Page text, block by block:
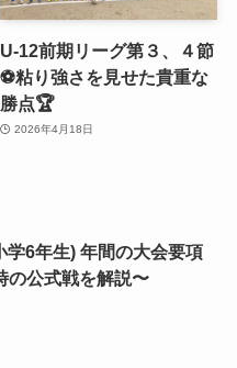
U-12前期リーグ第３、４節
⚽️粘り強さを見せた貴重な
勝点🏆
2026年4月18日
学6年生) 年間の大会要項
の公式戦を解説〜